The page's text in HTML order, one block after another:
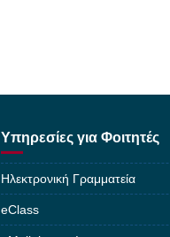
Υπηρεσίες για Φοιτητές
Ηλεκτρονική Γραμματεία
eClass